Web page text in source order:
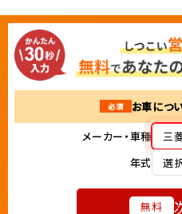
必須
お車につ
メーカー・車種
三
年式
選
無料